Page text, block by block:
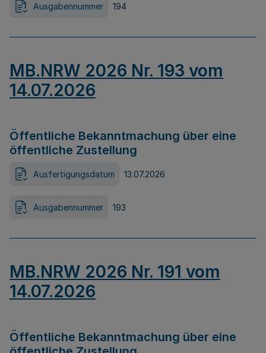
Ausgabennummer 194
MB.NRW 2026 Nr. 193 vom
14.07.2026
Öffentliche Bekanntmachung über eine
öffentliche Zustellung
Ausfertigungsdatum 13.07.2026
Ausgabennummer 193
MB.NRW 2026 Nr. 191 vom
14.07.2026
Öffentliche Bekanntmachung über eine